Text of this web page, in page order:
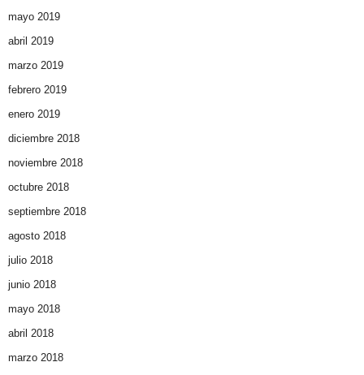
mayo 2019
abril 2019
marzo 2019
febrero 2019
enero 2019
diciembre 2018
noviembre 2018
octubre 2018
septiembre 2018
agosto 2018
julio 2018
junio 2018
mayo 2018
abril 2018
marzo 2018